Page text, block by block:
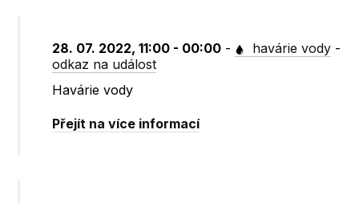
28. 07. 2022, 11:00 - 00:00 - havárie vody -
odkaz na událost
Havárie vody
Přejít na více informací